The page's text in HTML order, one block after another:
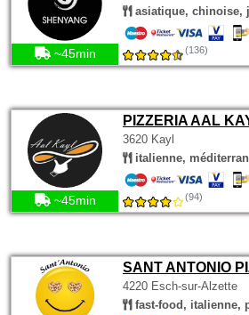
asiatique, chinoise,
~45min (136)
PIZZERIA AAL
3620 Kayl
italienne,
~45min (94)
SANT ANTONIO
4220 Esch-sur-Alzette
fast-food, italienne,